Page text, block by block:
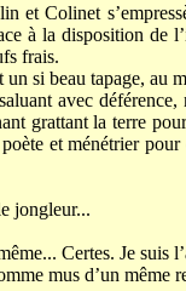
et Colinet
à la disposition de
frais.
si beau tapage, au
avec
grattant la terre
et ménétrier
jongleur...
Certes. Je suis
mus d’un même